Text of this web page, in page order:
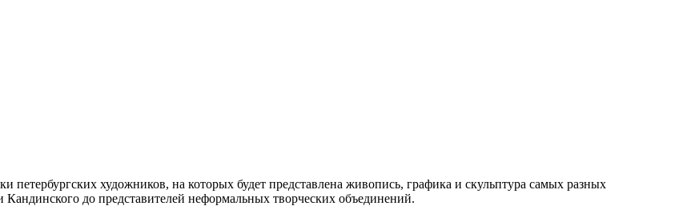
художников, на которых будет представлена живопись, графика и скульптура самых разных
до представителей неформальных творческих объединений.